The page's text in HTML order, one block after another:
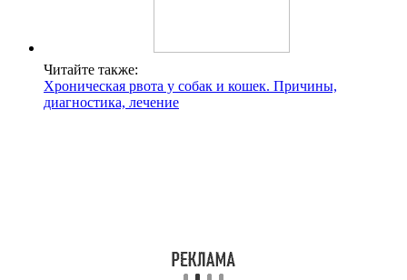
Читайте также:
Хроническая рвота у собак и кошек. Причины,
диагностика, лечение